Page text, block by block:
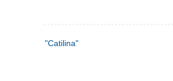
"Catilina"